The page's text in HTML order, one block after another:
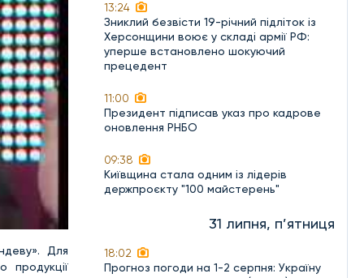
Для
продукції
13:24
Зниклий безвісти 19-річний підліток із
Херсонщини воює у складі армії РФ:
уперше встановлено шокуючий
прецедент
11:00
Президент підписав указ про кадрове
оновлення РНБО
09:38
Київщина стала одним із лідерів
держпроєкту "100 майстерень"
31 липня, п’ятниця
18:02
Прогноз погоди на 1-2 серпня: Україну